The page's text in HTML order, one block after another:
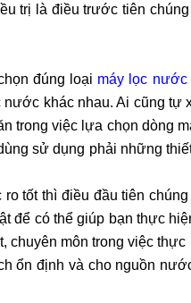
trị là điều trước tiên
đúng loại máy lọc nước
khác nhau. Ai cũng tự
trong việc lựa chọn dòng
sử dụng phải những
tốt thì điều đầu tiên chúng
để có thể giúp bạn thực
chuyên môn trong việc thực
ổn định và cho nguồn